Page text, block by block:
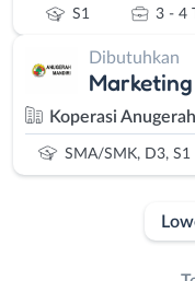
S1 3 - 4
Dibutuhkan
Koperasi
SMA/SMK, D3, S1